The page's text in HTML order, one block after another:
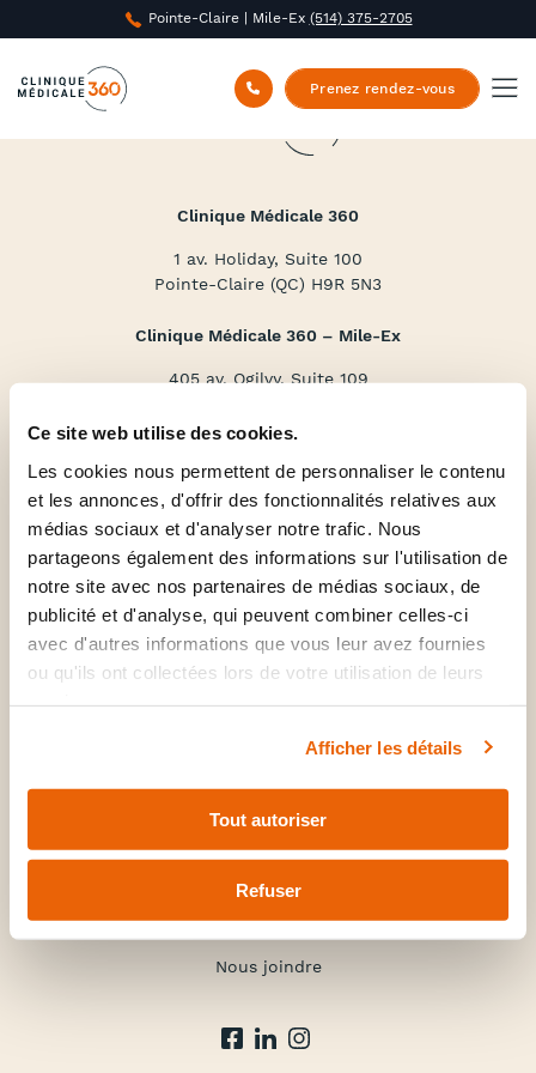
Ce site web utilise des cookies.
Les cookies nous permettent de personnaliser le contenu
et les annonces, d'offrir des fonctionnalités relatives aux
médias sociaux et d'analyser notre trafic. Nous
partageons également des informations sur l'utilisation de
notre site avec nos partenaires de médias sociaux, de
publicité et d'analyse, qui peuvent combiner celles-ci
avec d'autres informations que vous leur avez fournies
ou qu'ils ont collectées lors de votre utilisation de leurs
Afficher les détails
Tout autoriser
Refuser
Pointe-Claire | Mile-Ex (514) 375-2705
Prenez rendez-vous
Clinique Médicale 360
1 av. Holiday, Suite 100
Pointe-Claire (QC) H9R 5N3
Clinique Médicale 360 – Mile-Ex
405 av. Ogilvy, Suite 109
Services
Médecine familiale & spécialités
Santé mentale
Soins infirmiers
Médecine corporative
Forfaits et tarifs
FAQ
Nouvelles
Nous joindre